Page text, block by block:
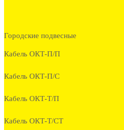
Городские подвесные
Кабель ОКТ-П/П
Кабель ОКТ-П/С
Кабель ОКТ-Т/П
Кабель ОКТ-Т/СТ